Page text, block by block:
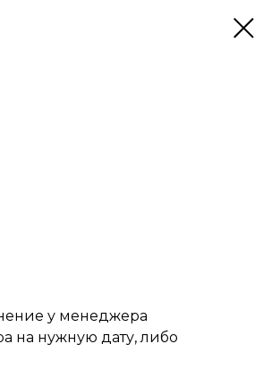
у менеджера
на нужную дату, либо